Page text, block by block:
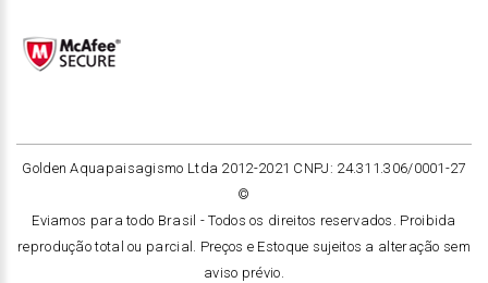
Golden Aquapaisagismo Ltda 2012-2021 CNPJ: 24.311.306/0001-27
©
Eviamos para todo Brasil -Todos os direitos reservados. Proibida
reprodução total ou parcial. Preços e Estoque sujeitos a alteração sem
aviso prévio.